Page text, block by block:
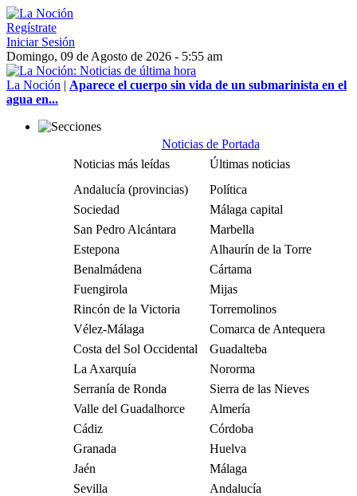
Regístrate
Iniciar Sesión
Domingo, 09 de Agosto de 2026 - 5:55 am
La Noción | Aparece el cuerpo sin vida de un submarinista en el
agua en...
Noticias de Portada
Noticias más leídas
Últimas noticias
Andalucía (provincias)
Política
Sociedad
Málaga capital
San Pedro Alcántara
Marbella
Estepona
Alhaurín de la Torre
Benalmádena
Cártama
Fuengirola
Mijas
Rincón de la Victoria
Torremolinos
Vélez-Málaga
Comarca de Antequera
Costa del Sol Occidental
Guadalteba
La Axarquía
Nororma
Serranía de Ronda
Sierra de las Nieves
Valle del Guadalhorce
Almería
Cádiz
Córdoba
Granada
Huelva
Jaén
Málaga
Sevilla
Andalucía